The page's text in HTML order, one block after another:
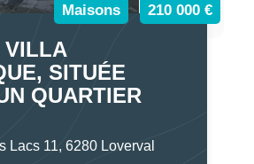
Maisons 210 000 €
VILLA
SITUÉE
QUARTIER
Lacs 11, 6280 Loverval